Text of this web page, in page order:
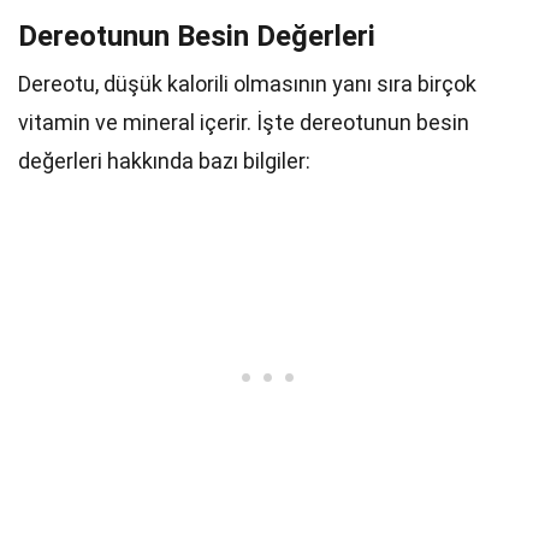
Dereotunun Besin Değerleri
Dereotu, düşük kalorili olmasının yanı sıra birçok
vitamin ve mineral içerir. İşte dereotunun besin
değerleri hakkında bazı bilgiler: